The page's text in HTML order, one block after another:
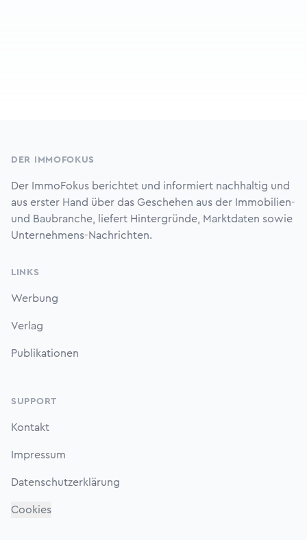
DER IMMOFOKUS
Der ImmoFokus berichtet und informiert nachhaltig und
aus erster Hand über das Geschehen aus der Immobilien-
und Baubranche, liefert Hintergründe, Marktdaten sowie
Unternehmens-Nachrichten.
LINKS
Werbung
Verlag
Publikationen
SUPPORT
Kontakt
Impressum
Datenschutzerklärung
Cookies